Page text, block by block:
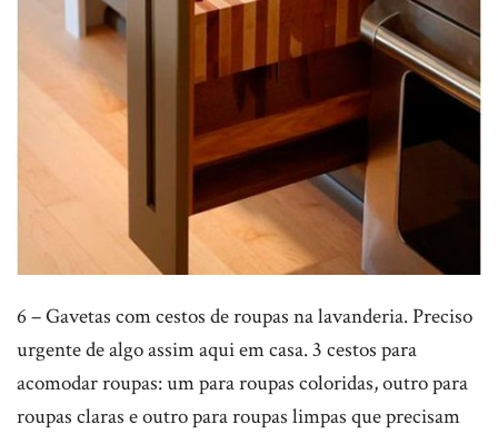
6 – Gavetas com cestos de roupas na lavanderia. Preciso
urgente de algo assim aqui em casa. 3 cestos para
acomodar roupas: um para roupas coloridas, outro para
roupas claras e outro para roupas limpas que precisam